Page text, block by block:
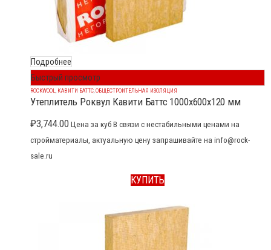
Подробнее
Быстрый просмотр
ROCKWOOL КАВИТИ БАТТС ОБЩЕСТРОИТЕЛЬНАЯ ИЗОЛЯЦИЯ
Утеплитель Роквул Кавити Баттс 1000x600x120 мм
₽3,744.00 Цена за куб В связи с нестабильными ценами на
стройматериалы, актуальную цену запрашивайте на info@rock-
sale.ru
КУПИТЬ